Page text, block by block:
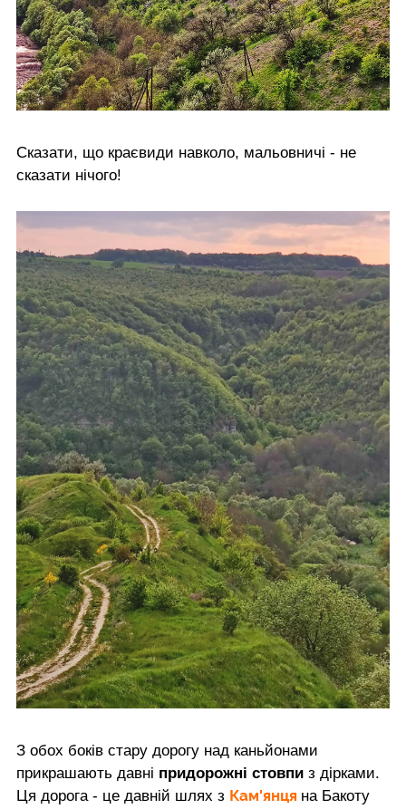
Сказати, що краєвиди навколо, мальовничі - не
сказати нічого!
З обох боків стару дорогу над каньйонами
прикрашають давні придорожні стовпи з дірками.
Ця дорога - це давній шлях з Кам'янця на Бакоту